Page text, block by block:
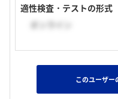
適性検査・テストの形式
オンライン
このユーザー